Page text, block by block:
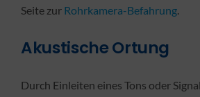
Seite zur Rohrkamera-Befahrung.
Akustische Ortung
Durch Einleiten eines Tons oder